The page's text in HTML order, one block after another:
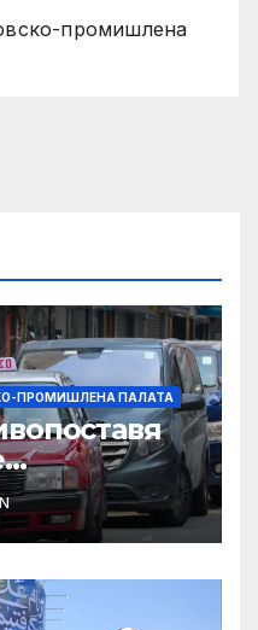
промишлена
ПРОМИШЛЕНА ПАЛАТА
мерки на
с искове за